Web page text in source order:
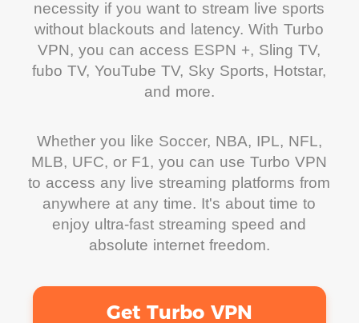
necessity if you want to stream live sports
without blackouts and latency. With Turbo
VPN, you can access ESPN +, Sling TV,
fubo TV, YouTube TV, Sky Sports, Hotstar,
and more.
Whether you like Soccer, NBA, IPL, NFL,
MLB, UFC, or F1, you can use Turbo VPN
to access any live streaming platforms from
anywhere at any time. It's about time to
enjoy ultra-fast streaming speed and
absolute internet freedom.
Get Turbo VPN